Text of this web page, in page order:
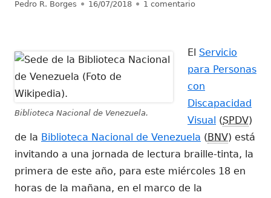
Autor
Pedro R. Borges Publicado
16/07/2018 1 comentarioen SPDV celebra
Biblioteca Nacional de Venezuela.
El Servicio
para Personas
con
Discapacidad
Visual (SPDV)
de la Biblioteca Nacional de Venezuela (BNV) está
invitando a una jornada de lectura braille-tinta, la
primera de este año, para este miércoles 18 en
horas de la mañana, en el marco de la